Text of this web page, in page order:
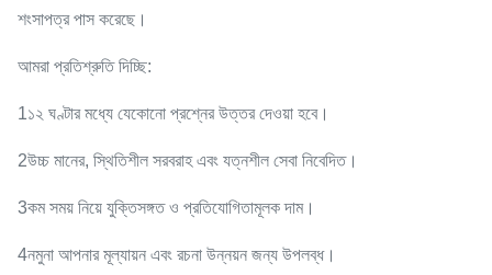
শংসাপত্র পাস করেছে।
আমরা প্রতিশ্রুতি দিচ্ছি:
1১২ ঘণ্টার মধ্যে যেকোনো প্রশ্নের উত্তর দেওয়া হবে।
2উচ্চ মানের, স্থিতিশীল সরবরাহ এবং যত্নশীল সেবা নিবেদিত।
3কম সময় নিয়ে যুক্তিসঙ্গত ও প্রতিযোগিতামূলক দাম।
4নমুনা আপনার মূল্যায়ন এবং রচনা উন্নয়ন জন্য উপলব্ধ।